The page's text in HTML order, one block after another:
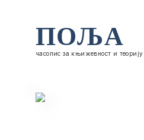
ПОЉА
часопис за књижевност и теорију